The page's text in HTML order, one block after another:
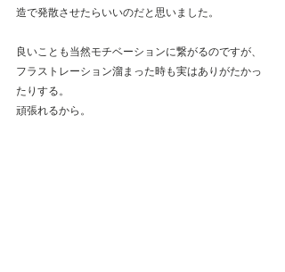
造で発散させたらいいのだと思いました。
良いことも当然モチベーションに繋がるのですが、
フラストレーション溜まった時も実はありがたかっ
たりする。
頑張れるから。